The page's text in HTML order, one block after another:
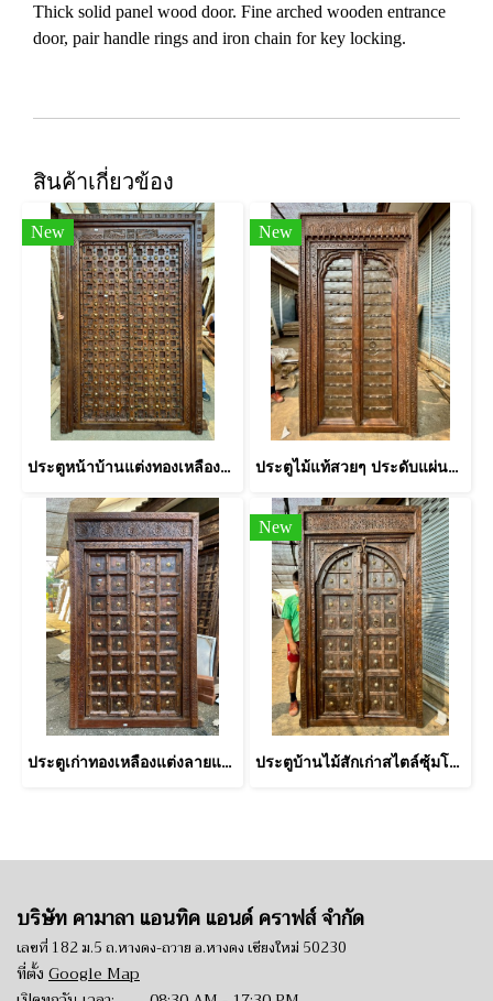
Thick solid panel wood door. Fine arched wooden entrance
door, pair handle rings and iron chain for key locking.
สินค้าเกี่ยวข้อง
New
ประตูหน้าบ้านแต่งทองเหลืองและหมุดเหล็กเต็มหน้าบาน
New
ประตูไม้แท้สวยๆ ประดับแผ่นทองเหลืองเต็มบาน
ประตูเก่าทองเหลืองแต่งลายแกะดอกไม้บนวงกบส่วนบน
New
ประตูบ้านไม้สักเก่าสไตล์ซุ้มโค้งแบบอินเดีย
บริษัท คามาลา แอนทิค แอนด์ คราฟส์ จำกัด
เลขที่ 182 ม.5 ถ.หางดง-ถวาย อ.หางดง เชียงใหม่ 50230
ที่ตั้ง Google Map